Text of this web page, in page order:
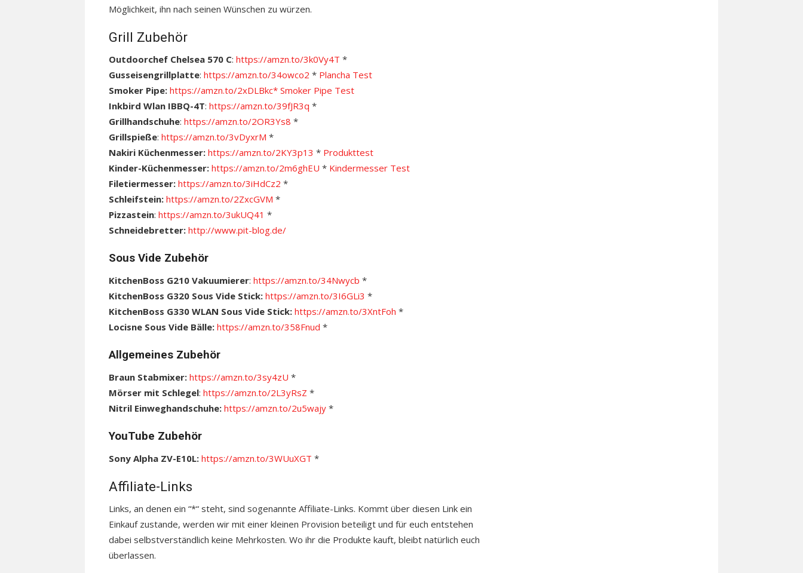
Möglichkeit, ihn nach seinen Wünschen zu würzen.
Grill Zubehör
Outdoorchef Chelsea 570 C: https://amzn.to/3k0Vy4T *
Gusseisengrillplatte: https://amzn.to/34owco2 * Plancha Test
Smoker Pipe: https://amzn.to/2xDLBkc* Smoker Pipe Test
Inkbird Wlan IBBQ-4T: https://amzn.to/39fJR3q *
Grillhandschuhe: https://amzn.to/2OR3Ys8 *
Grillspieße: https://amzn.to/3vDyxrM *
Nakiri Küchenmesser: https://amzn.to/2KY3p13 * Produkttest
Kinder-Küchenmesser: https://amzn.to/2m6ghEU * Kindermesser Test
Filetiermesser: https://amzn.to/3iHdCz2 *
Schleifstein: https://amzn.to/2ZxcGVM *
Pizzastein: https://amzn.to/3ukUQ41 *
Schneidebretter: http://www.pit-blog.de/
Sous Vide Zubehör
KitchenBoss G210 Vakuumierer: https://amzn.to/34Nwycb *
KitchenBoss G320 Sous Vide Stick: https://amzn.to/3I6GLi3 *
KitchenBoss G330 WLAN Sous Vide Stick: https://amzn.to/3XntFoh *
Locisne Sous Vide Bälle: https://amzn.to/358Fnud *
Allgemeines Zubehör
Braun Stabmixer: https://amzn.to/3sy4zU *
Mörser mit Schlegel: https://amzn.to/2L3yRsZ *
Nitril Einweghandschuhe: https://amzn.to/2u5wajy *
YouTube Zubehör
Sony Alpha ZV-E10L: https://amzn.to/3WUuXGT *
Affiliate-Links
Links, an denen ein “*“ steht, sind sogenannte Affiliate-Links. Kommt über diesen Link ein
Einkauf zustande, werden wir mit einer kleinen Provision beteiligt und für euch entstehen
dabei selbstverständlich keine Mehrkosten. Wo ihr die Produkte kauft, bleibt natürlich euch
überlassen.